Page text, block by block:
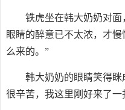
铁虎坐在韩大奶奶对
眼睛的醉意已不太浓，才
么来的。”
韩大奶奶的眼睛笑得
很辛苦，我这里刚好来了